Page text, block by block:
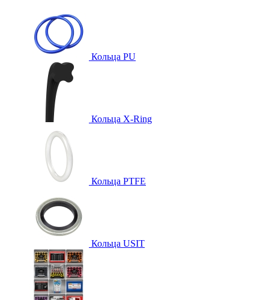
Кольца PU
Кольца X-Ring
Кольца PTFE
Кольца USIT